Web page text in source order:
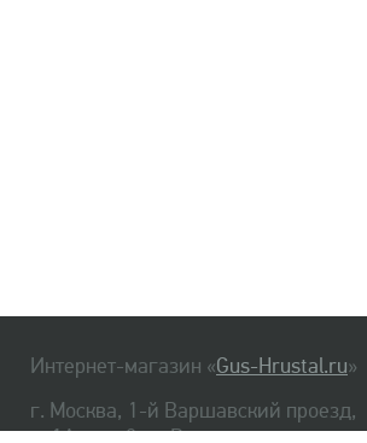
Интернет-магазин «Gus-Hrustal.ru»
г. Москва, 1-й Варшавский проезд,
д. 1А, стр. 3, м. Варшавская